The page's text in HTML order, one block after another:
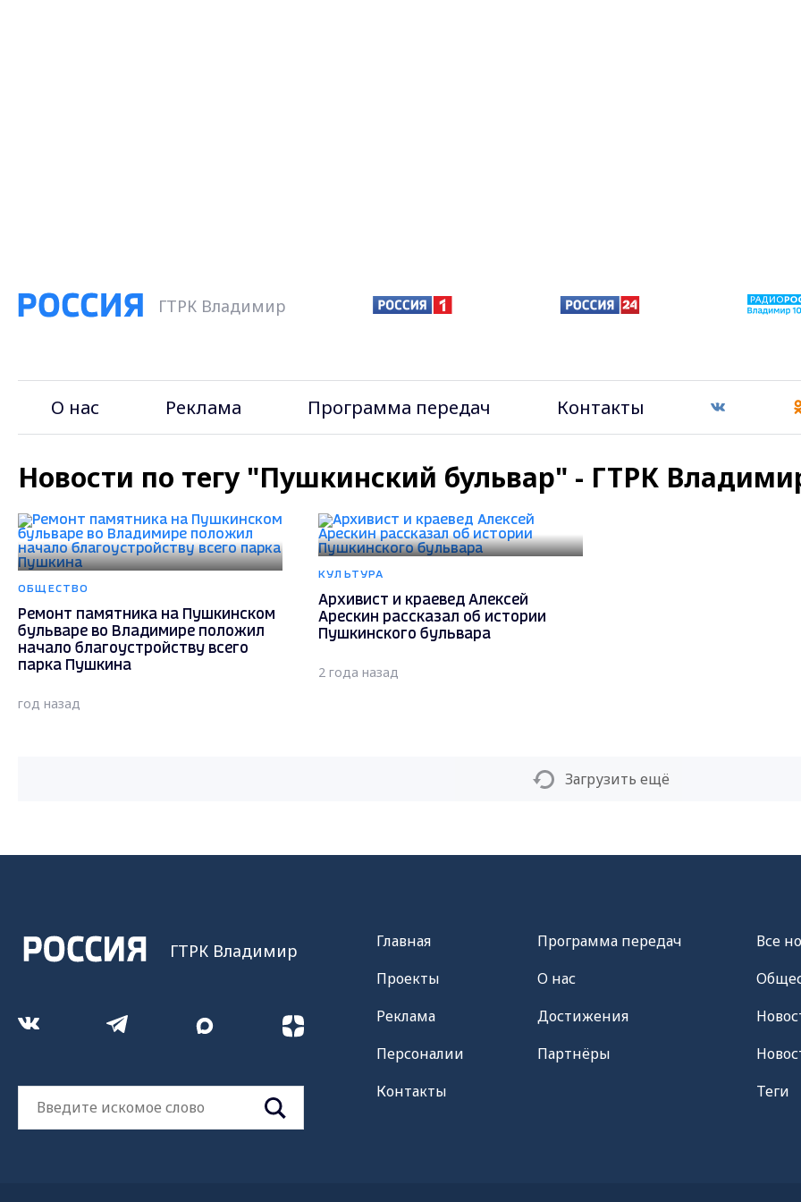
ГТРК Владимир
О нас Реклама Программа передач Контакты
Новости по тегу "Пушкинский бульвар" - ГТРК
ОБЩЕСТВО
Ремонт памятника на Пушкинском
бульваре во Владимире положил
начало благоустройству всего
парка Пушкина
год назад
КУЛЬТУРА
Архивист и краевед Алексей
Арескин рассказал об истории
Пушкинского бульвара
2 года назад
Загрузить ещё
ГТРК Владимир
Главная
Проекты
Реклама
Персоналии
Контакты
Программа передач
О нас
Достижения
Партнёры
Все
Теги